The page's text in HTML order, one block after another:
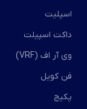
اسپلیت
داکت اسپیلت
وی آر اف (VRF)
فن کویل
پکیج